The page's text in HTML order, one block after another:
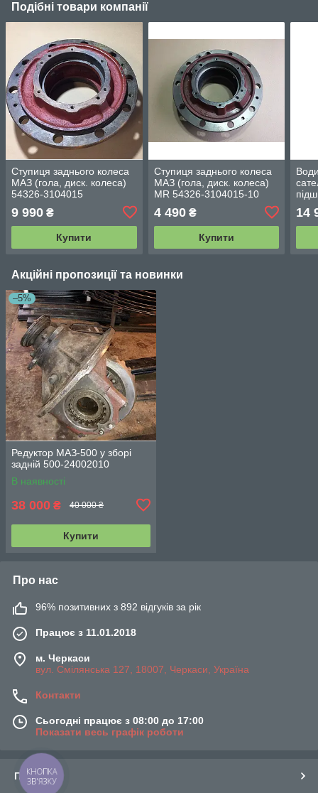
Подібні товари компанії
Ступиця заднього колеса
МАЗ (гола, диск. колеса)
54326-3104015
9 990 ₴
Купити
Ступиця заднього колеса
МАЗ (гола, диск. колеса)
MR 54326-3104015-10
4 490₴
Купити
14
Акційні пропозиції та новинки
–5%
Редуктор МАЗ-500 у зборі
задній 500-24002010
В наявності
38 000 ₴ 40 000 ₴
Купити
Про нас
96% позитивних з 892 відгуків за рік
Працює з 11.01.2018
м. Черкаси
вул. Смілянська 127, 18007, Черкаси, Україна
Контакти
Сьогодні працює з 08:00 до 17:00
Показати весь графік роботи
Про нас
КНОПКА
ЗВ'ЯЗКУ